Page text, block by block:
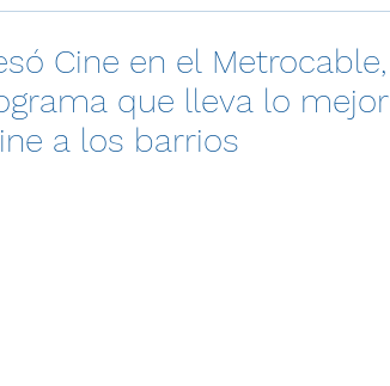
Cine en el Metrocable,
que lleva lo mejor
a los barrios